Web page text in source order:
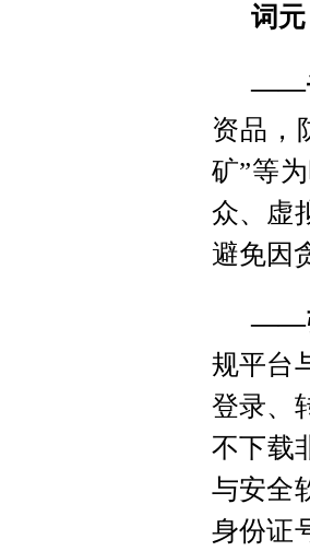
词
——
资品，
矿”等
众、虚
避免因
——
规平台
登录、
不下载
与安全
身份证